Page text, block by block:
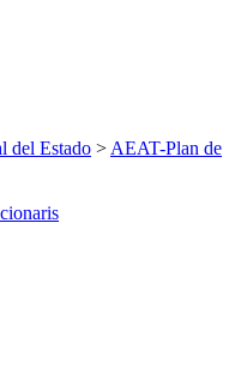
del Estado > AEAT-Plan de